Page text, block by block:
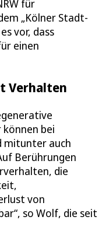
für
„Kölner Stadt-
vor, dass
einen
Verhalten
können bei
mitunter auch
Berührungen
die
von
so Wolf, die seit